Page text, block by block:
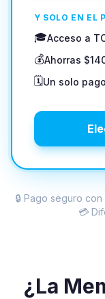
Y SOLO EN EL
🎓Acceso a
💰Ahorras
🗓️Un solo
🔒 Pago seguro
💳
¿La